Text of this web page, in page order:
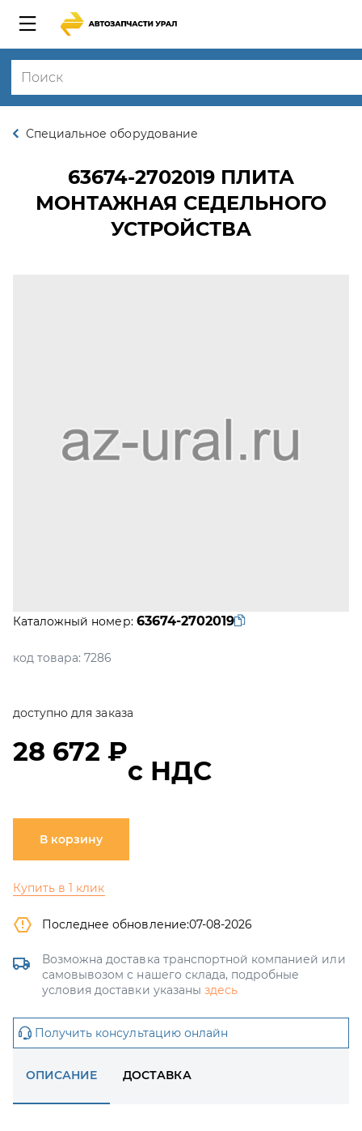
Специальное оборудование
63674-2702019 ПЛИТА
МОНТАЖНАЯ СЕДЕЛЬНОГО
УСТРОЙСТВА
Каталожный номер: 63674-2702019
код товара: 7286
доступно для заказа
28 672 ₽
с НДС
В корзину
Купить в 1 клик
Последнее обновление:07-08-2026
Возможна доставка транспортной компанией или
самовывозом с нашего склада, подробные
условия доставки указаны здесь
Получить консультацию онлайн
ОПИСАНИЕ ДОСТАВКА